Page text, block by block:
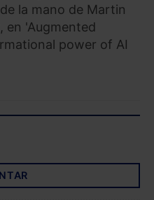
la mano de Martin
en 'Augmented
power of AI